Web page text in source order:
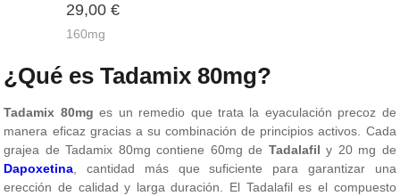
29,00 €
160mg
¿Qué es Tadamix 80mg?
Tadamix 80mg es un remedio que trata la eyaculación precoz de
manera eficaz gracias a su combinación de principios activos. Cada
grajea de Tadamix 80mg contiene 60mg de Tadalafil y 20 mg de
Dapoxetina , cantidad más que suficiente para garantizar una
erección de calidad y larga duración. El Tadalafil es el compuesto